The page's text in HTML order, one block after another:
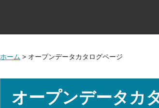
ホーム > オープンデータカタログページ
オープンデータカ